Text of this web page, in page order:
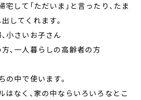
して「ただいま」と言ったり、たま
してくれます。
小さいお子さん
、一人暮らしの高齢者の方
の中で使います。
はなく、家の中ならいろいろなとこ